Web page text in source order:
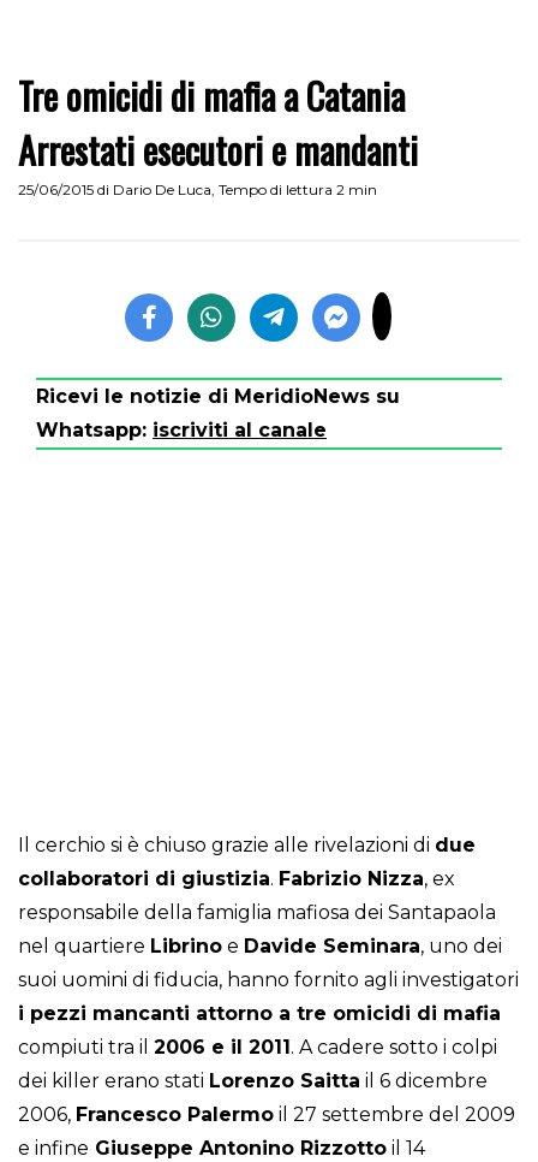
Tre omicidi di mafia a Catania
Arrestati esecutori e mandanti
25/06/2015 di Dario De Luca, Tempo di lettura 2 min
Ricevi le notizie di MeridioNews su
Whatsapp: iscriviti al canale
Il cerchio si è chiuso grazie alle rivelazioni di due
collaboratori di giustizia. Fabrizio Nizza, ex
responsabile della famiglia mafiosa dei Santapaola
nel quartiere Librino e Davide Seminara, uno dei
suoi uomini di fiducia, hanno fornito agli investigatori
i pezzi mancanti attorno a tre omicidi di mafia
compiuti tra il 2006 e il 2011. A cadere sotto i colpi
dei killer erano stati Lorenzo Saitta il 6 dicembre
2006, Francesco Palermo il 27 settembre del 2009
e infine Giuseppe Antonino Rizzotto il 14